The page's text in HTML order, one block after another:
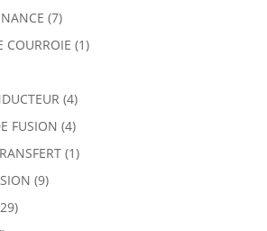
(7)
COURROIE (1)
(4)
FUSION (4)
(1)
(9)